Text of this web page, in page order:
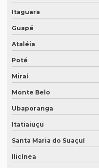
O que é tradução juramentada
O que é tradução
O que é tradução simultânea
O que é tradução técnica
O que é um tradutor técnico?
Onde encontrar um tradutor
Onde fazer tradução de
Onde fazer tradução em bh
Itaguara
Guapé
Ataléia
Poté
Miraí
Monte Belo
Ubaporanga
Itatiaiuçu
Santa Maria do Suaçuí
Ilicínea